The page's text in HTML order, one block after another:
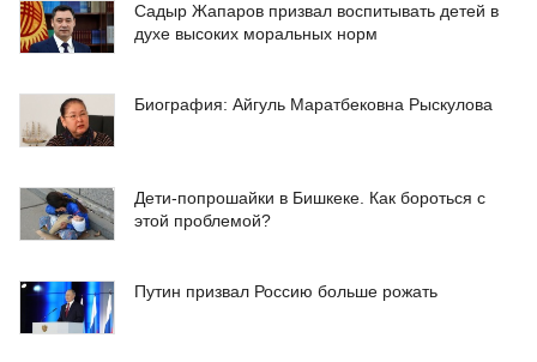
Садыр Жапаров призвал воспитывать детей в
духе высоких моральных норм
Биография: Айгуль Маратбековна Рыскулова
Дети-попрошайки в Бишкеке. Как бороться с
этой проблемой?
Путин призвал Россию больше рожать